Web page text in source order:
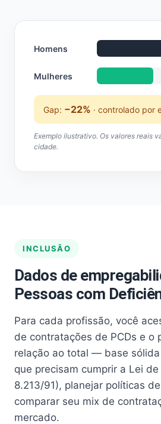
Homens
Mulheres
Gap: −22% · controlado por
Exemplo ilustrativo. Os valores reais
cidade.
INCLUSÃO
Dados de
Pessoas com
Para cada profissão, você
de contratações de PCDs e o
relação ao total — base
que precisam cumprir a Lei
8.213/91), planejar políticas
comparar seu mix de
mercado.